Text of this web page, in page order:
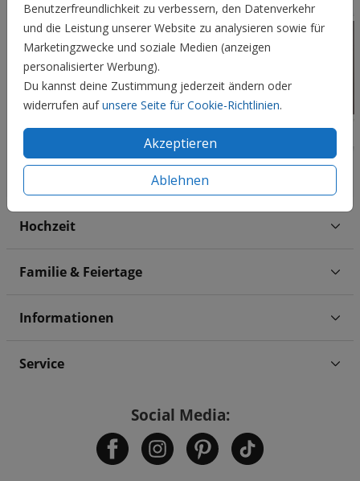
Benutzerfreundlichkeit zu verbessern, den Datenverkehr
und die Leistung unserer Website zu analysieren sowie für
Marketingzwecke und soziale Medien (anzeigen
personalisierter Werbung).
Du kannst deine Zustimmung jederzeit ändern oder
widerrufen aufunsere Seite für Cookie-Richtlinien.
Akzeptieren
Ablehnen
Hochzeit
Familie & Feiertage
Informationen
Service
Social Media: